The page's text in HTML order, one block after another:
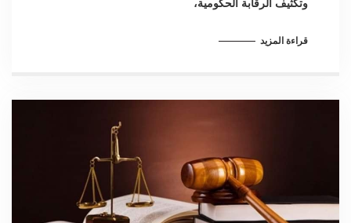
وتكثيف الرقابة الحكومية،
قراءة المزيد